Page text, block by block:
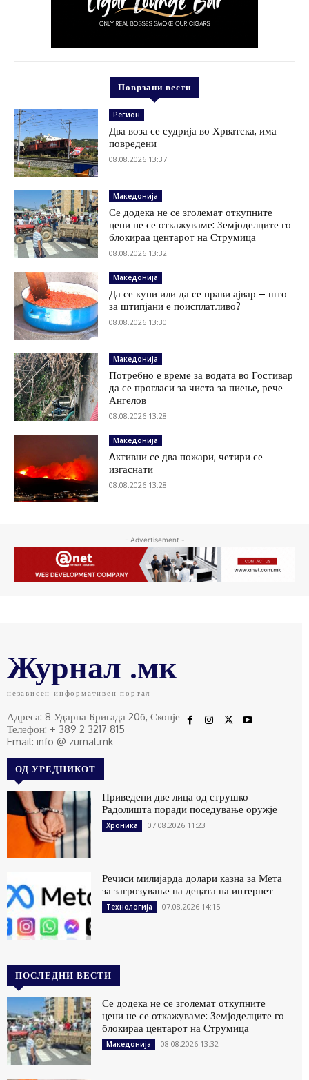
Поврзани вести
Регион
Два воза се судрија во Хрватска, има
повредени
08.08.2026 13:37
Македонија
Се додека не се зголемат откупните
цени не се откажуваме: Земјоделците го
блокираа центарот на Струмица
08.08.2026 13:32
Македонија
Да се купи или да се прави ајвар – што
за штипјани е поисплатливо?
08.08.2026 13:30
Македонија
Потребно е време за водата во Гостивар
да се прогласи за чиста за пиење, рече
Ангелов
08.08.2026 13:28
Македонија
Aктивни се два пожари, четири се
изгаснати
08.08.2026 13:28
- Advertisement -
Журнал .мк
независен информативен портал
Адреса: 8 Ударна Бригада 20б, Скопје
Телефон: + 389 2 3217 815
Email: info @ zurnal.mk
ОД УРЕДНИКОТ
Приведени две лица од струшко
Радолишта поради поседување оружје
Хроника 07.08.2026 11:23
Речиси милијарда долари казна за Мета
за загрозување на децата на интернет
Технологија 07.08.2026 14:15
ПОСЛЕДНИ ВЕСТИ
Се додека не се зголемат откупните
цени не се откажуваме: Земјоделците го
блокираа центарот на Струмица
Македонија 08.08.2026 13:32